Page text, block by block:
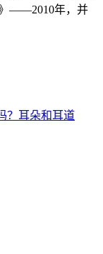
》——2010年，并
？耳朵和耳道